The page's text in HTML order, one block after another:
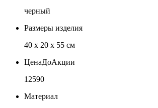
черный
Размеры изделия
40 x 20 x 55 см
ЦенаДоАкции
12590
Материал